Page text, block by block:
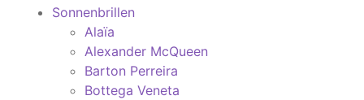
Sonnenbrillen
Alaïa
Alexander McQueen
Barton Perreira
Bottega Veneta